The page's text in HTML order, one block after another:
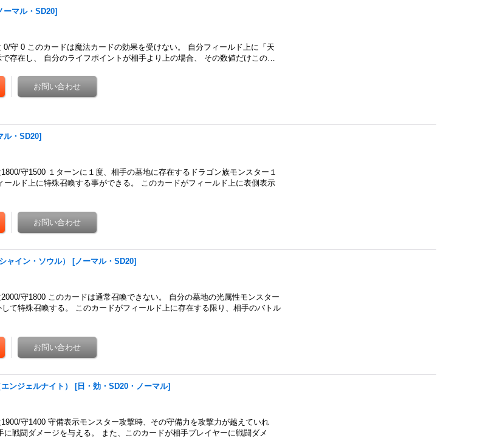
ーマル・SD20]
守 0 このカードは魔法カードの効果を受けない。 自分フィールド上に「天
存在し、 自分のライフポイントが相手より上の場合、 その数値だけこの…
ル・SD20]
守1500 １ターンに１度、相手の墓地に存在するドラゴン族モンスター１
ールド上に特殊召喚する事ができる。 このカードがフィールド上に表側表示
ャイン・ソウル） [ノーマル・SD20]
守1800 このカードは通常召喚できない。 自分の墓地の光属性モンスター
して特殊召喚する。 このカードがフィールド上に存在する限り、相手のバトル
ンジェルナイト） [日・効・SD20・ノーマル]
守1400 守備表示モンスター攻撃時、その守備力を攻撃力が越えていれ
に戦闘ダメージを与える。 また、このカードが相手プレイヤーに戦闘ダメ